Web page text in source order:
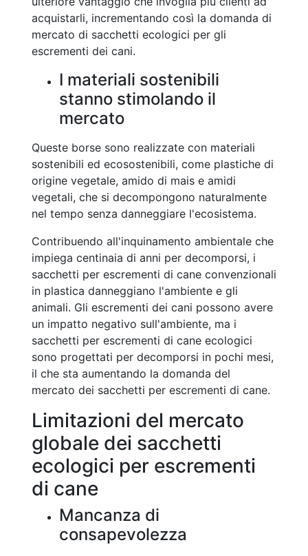
acquistarli, incrementando così la domanda di
mercato di sacchetti ecologici per gli
escrementi dei cani.
I materiali sostenibili
stanno stimolando il
mercato
Queste borse sono realizzate con materiali
sostenibili ed ecosostenibili, come plastiche di
origine vegetale, amido di mais e amidi
vegetali, che si decompongono naturalmente
nel tempo senza danneggiare l'ecosistema.
Contribuendo all'inquinamento ambientale che
impiega centinaia di anni per decomporsi, i
sacchetti per escrementi di cane convenzionali
in plastica danneggiano l'ambiente e gli
animali. Gli escrementi dei cani possono avere
un impatto negativo sull'ambiente, ma i
sacchetti per escrementi di cane ecologici
sono progettati per decomporsi in pochi mesi,
il che sta aumentando la domanda del
mercato dei sacchetti per escrementi di cane.
Limitazioni del mercato
globale dei sacchetti
ecologici per escrementi
di cane
Mancanza di
consapevolezza